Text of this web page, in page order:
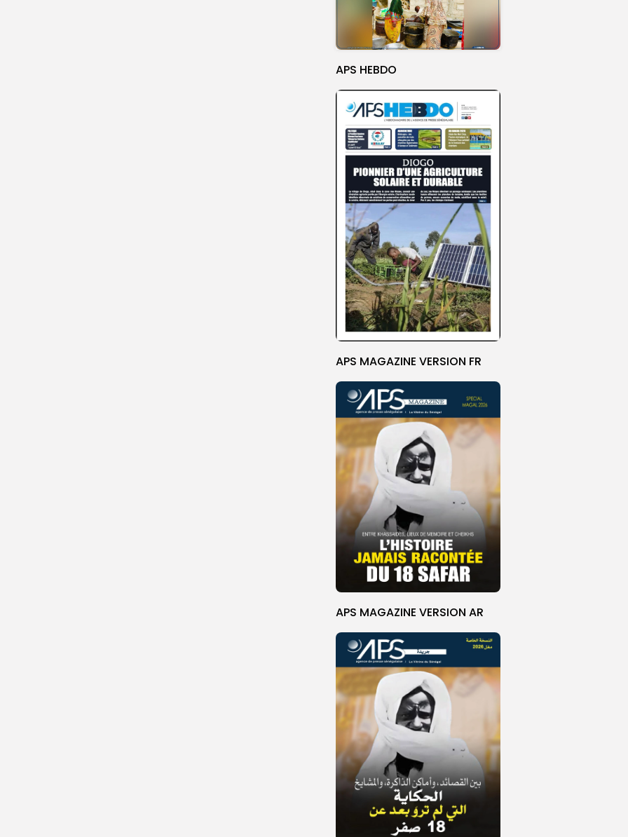
APS HEBDO
APS MAGAZINE VERSION FR
APS MAGAZINE VERSION AR